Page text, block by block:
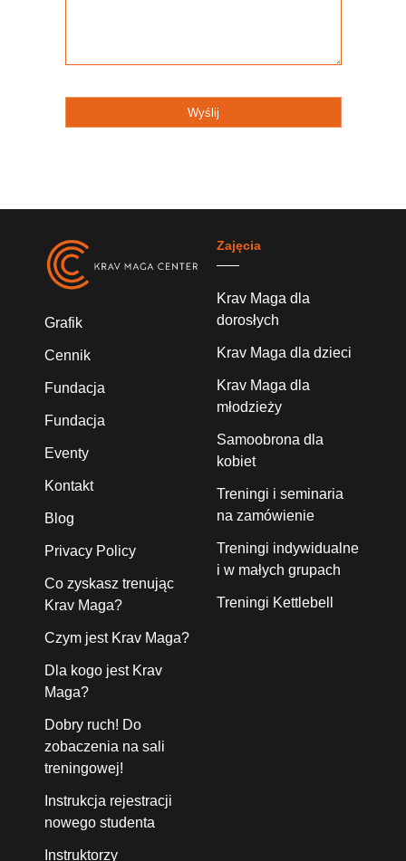
Grafik
Cennik
Fundacja
Fundacja
Eventy
Kontakt
Blog
Privacy Policy
Co zyskasz trenując
Krav Maga?
Czym jest Krav Maga?
Dla kogo jest Krav
Maga?
Dobry ruch! Do
zobaczenia na sali
treningowej!
Instrukcja rejestracji
nowego studenta
Instruktorzy
Zajęcia
Krav Maga dla
dorosłych
Krav Maga dla dzieci
Krav Maga dla
młodzieży
Samoobrona dla
kobiet
Treningi i seminaria
na zamówienie
Treningi indywidualne
i w małych grupach
Treningi Kettlebell